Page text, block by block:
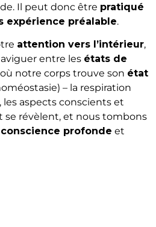
Il peut donc être pratiqué
expérience préalable.
attention vers l’intérieur,
entre les états de
où notre corps trouve son état
– la respiration
les aspects conscients et
se révèlent, et nous tombons
profonde et